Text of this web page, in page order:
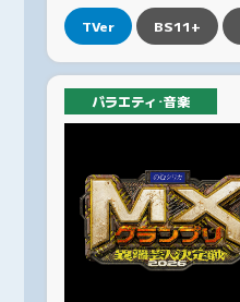
TVer BS11+
バラエティ･音楽